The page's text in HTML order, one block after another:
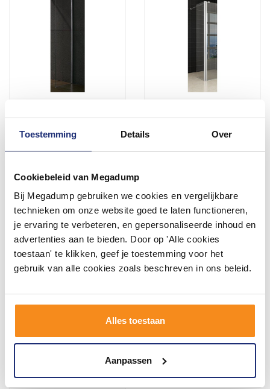
Toestemming Details Over
Cookiebeleid van Megadump
Bij Megadump gebruiken we cookies en vergelijkbare
technieken om onze website goed te laten functioneren,
je ervaring te verbeteren, en gepersonaliseerde inhoud en
advertenties aan te bieden. Door op 'Alle cookies
toestaan' te klikken, geef je toestemming voor het
gebruik van alle cookies zoals beschreven in ons beleid.
Alles toestaan
Aanpassen
216,00
10 Mm Glas Met Nano